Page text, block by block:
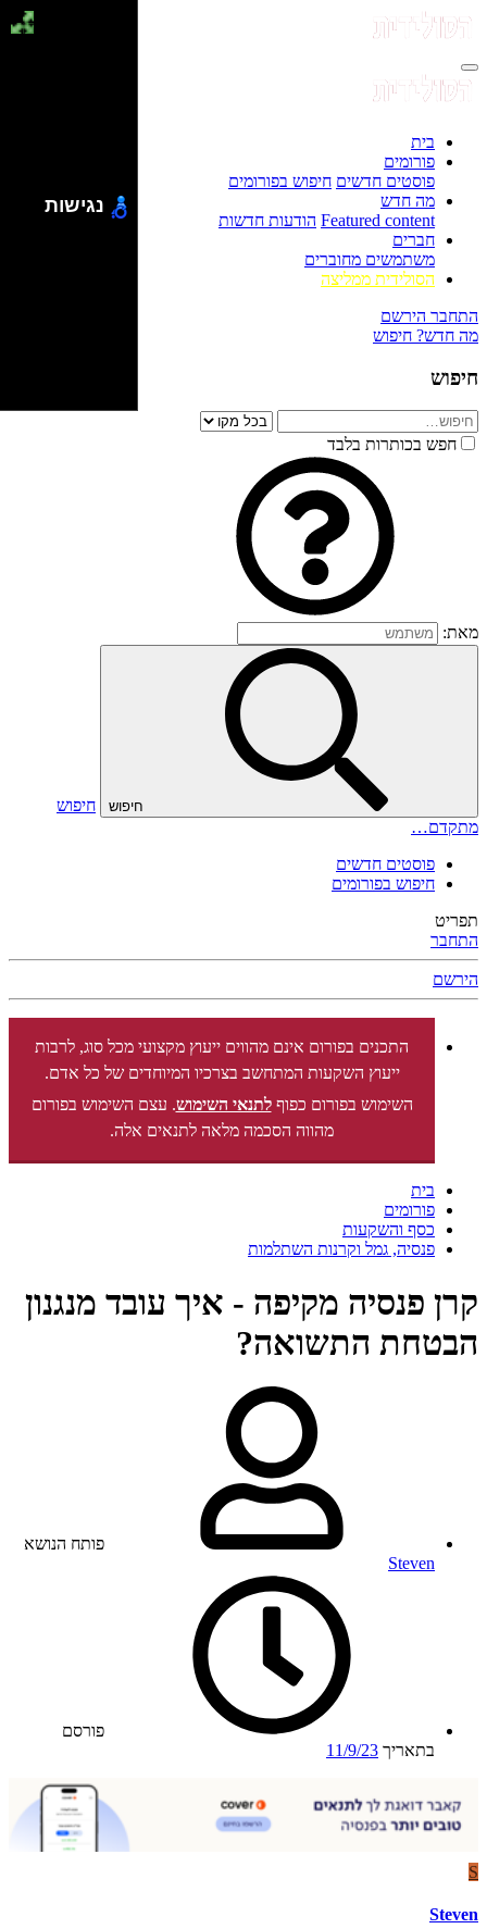
בית
פורומים
פוסטים חדשים חיפוש בפורומים
מה חדש
Featured content הודעות חדשות
חברים
משתמשים מחוברים
הסולידית ממליצה
התחבר הירשם
מה חדש? חיפוש
חיפוש
חפש בכותרות בלבד
מאת:
חיפוש
חיפוש
מתקדם…
פוסטים חדשים
חיפוש בפורומים
תפריט
התחבר
הירשם
התכנים בפורום אינם מהווים ייעוץ מקצועי מכל סוג, לרבות
ייעוץ השקעות המתחשב בצרכיו המיוחדים של כל אדם.
השימוש בפורום כפוףלתנאי השימוש. עצם השימוש בפורום
מהווה הסכמה מלאה לתנאים אלה.
בית
פורומים
כסף והשקעות
פנסיה, גמל וקרנות השתלמות
קרן פנסיה מקיפה - איך עובד מנגנון
הבטחת התשואה?
פותח הנושא
Steven
פורסם
בתאריך 11/9/23
S
Steven
נגישות